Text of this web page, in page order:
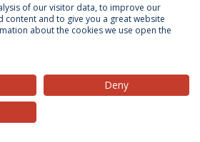
Termos & Condições
do Titular dos Dados
Católica Portuguesa
of our visitor data, to improve our
content and to give you a great website
about the cookies we use open the
Deny